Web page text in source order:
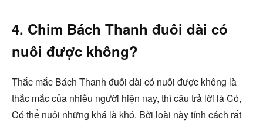
4. Chim Bách Thanh đuôi dài có
nuôi được không?
Thắc mắc Bách Thanh đuôi dài có nuôi được không là
thắc mắc của nhiều người hiện nay, thì câu trả lời là Có,
Có thể nuôi những khá là khó. Bởi loài này tính cách rất